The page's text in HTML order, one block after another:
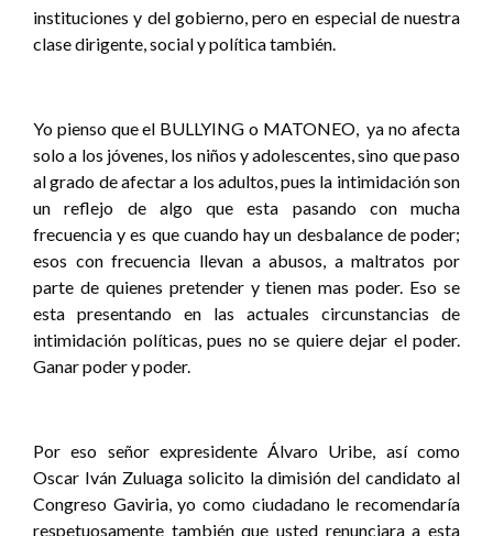
instituciones y del gobierno, pero en especial de nuestra
clase dirigente, social y política también.
Yo pienso que el BULLYING o MATONEO, ya no afecta
solo a los jóvenes, los niños y adolescentes, sino que paso
al grado de afectar a los adultos, pues la intimidación son
un reflejo de algo que esta pasando con mucha
frecuencia y es que cuando hay un desbalance de poder;
esos con frecuencia llevan a abusos, a maltratos por
parte de quienes pretender y tienen mas poder. Eso se
esta presentando en las actuales circunstancias de
intimidación políticas, pues no se quiere dejar el poder.
Ganar poder y poder.
Por eso señor expresidente Álvaro Uribe, así como
Oscar Iván Zuluaga solicito la dimisión del candidato al
Congreso Gaviria, yo como ciudadano le recomendaría
respetuosamente también que usted renunciara a esta